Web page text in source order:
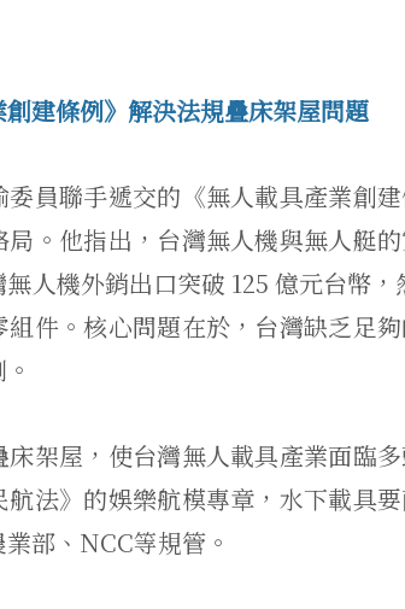
建條例》解決法規疊床架屋問題
委員聯手遞交的《無人載具產業創
局。他指出，台灣無人機與無人艇
人機外銷出口突破 125 億元台幣
組件。核心問題在於，台灣缺乏足
床架屋，使台灣無人載具產業面臨
航法》的娛樂航模專章，水下載具
部、NCC等規管。